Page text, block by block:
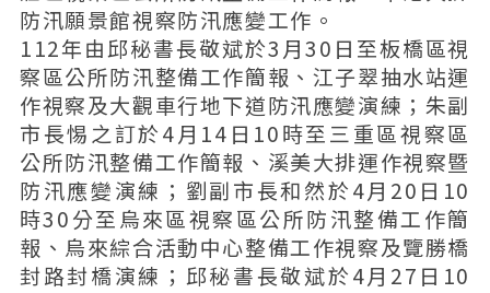
防汛願景館視察防汛應變工作。
112年由邱秘書長敬斌於3月30日至板橋區視
察區公所防汛整備工作簡報、江子翠抽水站運
作視察及大觀車行地下道防汛應變演練；朱副
市長惕之訂於4月14日10時至三重區視察區
公所防汛整備工作簡報、溪美大排運作視察暨
防汛應變演練；劉副市長和然於4月20日10
時30分至烏來區視察區公所防汛整備工作簡
報、烏來綜合活動中心整備工作視察及覽勝橋
封路封橋演練；邱秘書長敬斌於4月27日10